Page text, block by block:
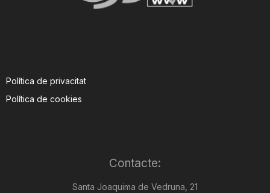
Política de privacitat
Política de cookies
Contacte:
Santa Joaquima de Vedruna, 21